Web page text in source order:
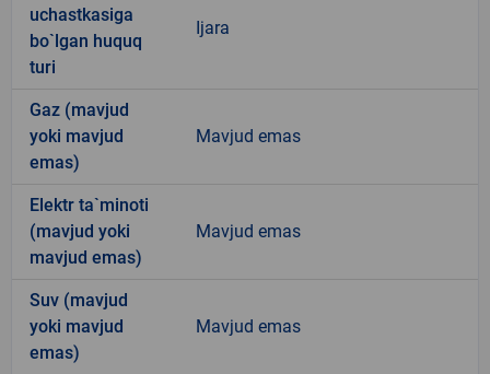
uchastkasiga
bo`lgan huquq
turi
Ijara
Gaz (mavjud
yoki mavjud
emas)
Mavjud emas
Elektr ta`minoti
(mavjud yoki
mavjud emas)
Mavjud emas
Suv (mavjud
yoki mavjud
emas)
Mavjud emas